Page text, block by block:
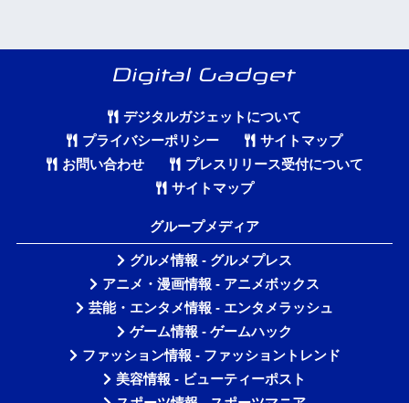
デジタルガジェットについて
プライバシーポリシー
サイトマップ
お問い合わせ
プレスリリース受付について
サイトマップ
グループメディア
グルメ情報 - グルメプレス
アニメ・漫画情報 - アニメボックス
芸能・エンタメ情報 - エンタメラッシュ
ゲーム情報 - ゲームハック
ファッション情報 - ファッショントレンド
美容情報 - ビューティーポスト